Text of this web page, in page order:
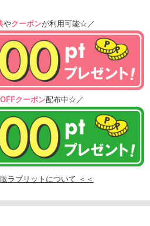
やクーポンが利用可能☆／
クーポン配布中☆／
ラブリットについて ＜＜